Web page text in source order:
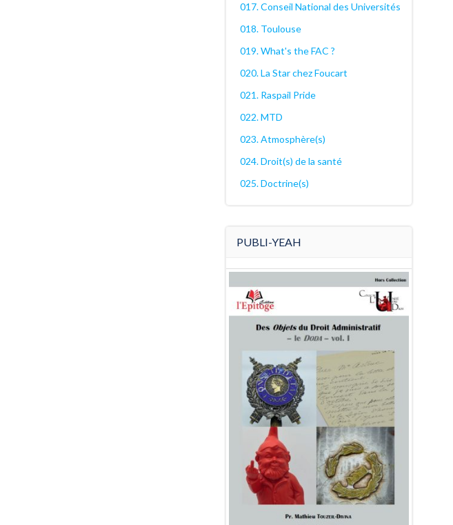
017. Conseil National des Universités
018. Toulouse
019. What's the FAC ?
020. La Star chez Foucart
021. Raspail Pride
022. MTD
023. Atmosphère(s)
024. Droit(s) de la santé
025. Doctrine(s)
PUBLI-YEAH